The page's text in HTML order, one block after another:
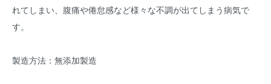
れてしまい、腹痛や倦怠感など様々な不調が出てしまう病気で
す。
製造方法：無添加製造